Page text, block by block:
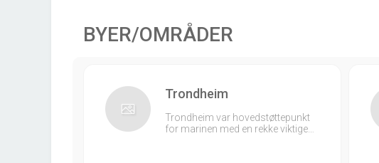
BYER/OMRÅDER
Trondheim
Trondheim var hovedstøttepunkt
for marinen med en rekke viktige…